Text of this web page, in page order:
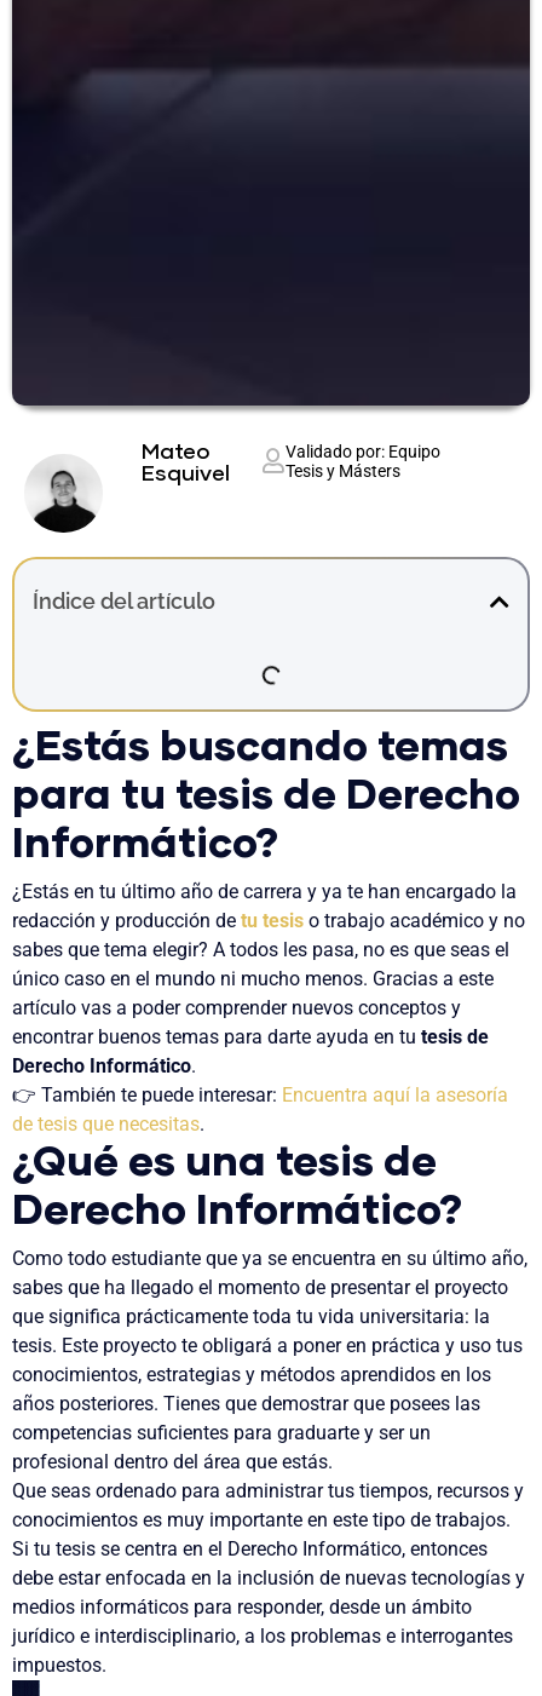
Mateo
Esquivel
Validado por: Equipo
Tesis y Másters
Índice del artículo
¿Estás buscando temas
para tu tesis de Derecho
Informático?
¿Estás en tu último año de carrera y ya te han encargado la
redacción y producción de tu tesis o trabajo académico y no
sabes que tema elegir? A todos les pasa, no es que seas el
único caso en el mundo ni mucho menos. Gracias a este
artículo vas a poder comprender nuevos conceptos y
encontrar buenos temas para darte ayuda en tu tesis de
Derecho Informático.
👉 También te puede interesar: Encuentra aquí la asesoría
de tesis que necesitas.
¿Qué es una tesis de
Derecho Informático?
Como todo estudiante que ya se encuentra en su último año,
sabes que ha llegado el momento de presentar el proyecto
que significa prácticamente toda tu vida universitaria: la
tesis. Este proyecto te obligará a poner en práctica y uso tus
conocimientos, estrategias y métodos aprendidos en los
años posteriores. Tienes que demostrar que posees las
competencias suficientes para graduarte y ser un
profesional dentro del área que estás.
Que seas ordenado para administrar tus tiempos, recursos y
conocimientos es muy importante en este tipo de trabajos.
Si tu tesis se centra en el Derecho Informático, entonces
debe estar enfocada en la inclusión de nuevas tecnologías y
medios informáticos para responder, desde un ámbito
jurídico e interdisciplinario, a los problemas e interrogantes
impuestos.